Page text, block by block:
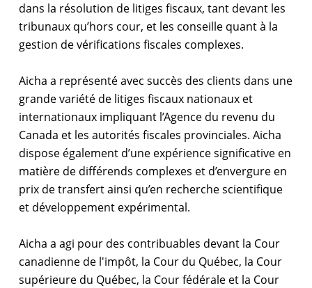
dans la résolution de litiges fiscaux, tant devant les
tribunaux qu’hors cour, et les conseille quant à la
gestion de vérifications fiscales complexes.
Aicha a représenté avec succès des clients dans une
grande variété de litiges fiscaux nationaux et
internationaux impliquant l’Agence du revenu du
Canada et les autorités fiscales provinciales. Aicha
dispose également d’une expérience significative en
matière de différends complexes et d’envergure en
prix de transfert ainsi qu’en recherche scientifique
et développement expérimental.
Aicha a agi pour des contribuables devant la Cour
canadienne de l'impôt, la Cour du Québec, la Cour
supérieure du Québec, la Cour fédérale et la Cour